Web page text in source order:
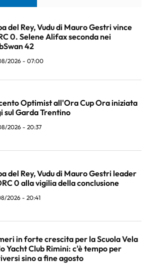
del Rey, Vudu di Mauro Gestri vince
0. Selene Alifax seconda nei
42
2026 - 07:00
Optimist all'Ora Cup Ora iniziata
sul Garda Trentino
2026 - 20:37
del Rey, Vudu di Mauro Gestri leader
0 alla vigilia della conclusione
2026 - 20:41
in forte crescita per la Scuola Vela
Yacht Club Rimini: c'è tempo per
sino a fine agosto